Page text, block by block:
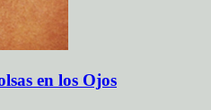
en los Ojos